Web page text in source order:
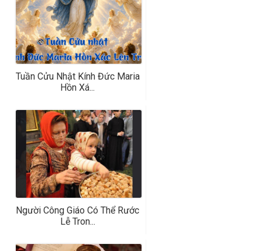
Tuần Cửu Nhật Kính Đức Maria
Hồn Xá...
Người Công Giáo Có Thể Rước
Lễ Tron...